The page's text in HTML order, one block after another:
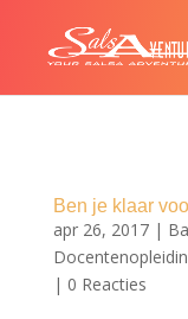
Ben je klaar
apr 26, 2017|
| 0 Reacties